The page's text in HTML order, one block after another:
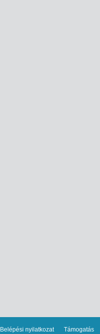
Belépési nyilatkozat Támogatás